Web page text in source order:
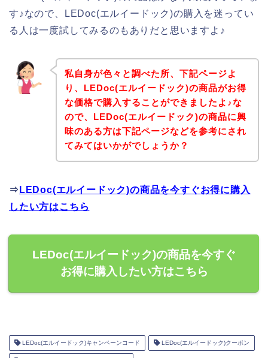
す♪なので、LEDoc(エルイードック)の購入を迷ってい
る人は一度試してみるのもありだと思いますよ♪
私自身が色々と調べた所、下記ページよ
り、LEDoc(エルイードック)の商品がお得
な価格で購入することができましたよ♪な
ので、LEDoc(エルイードック)の商品に興
味のある方は下記ページなどを参考にされ
てみてはいかがでしょうか？
⇒ LEDoc(エルイードック)の商品を今すぐお得に購入
したい方はこちら
LEDoc(エルイードック)の商品を今すぐ
お得に購入したい方はこちら
LEDoc(エルイードック)キャンペーンコード LEDoc(エルイードック)クーポン